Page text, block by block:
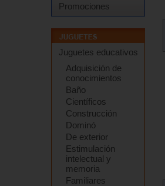
Promociones
Juguetes educativos
Adquisición de
conocimientos
Baño
Científicos
Construcción
Dominó
De exterior
Estimulación
intelectual y
memoria
Familiares